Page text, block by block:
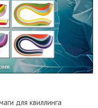
для квиллинга